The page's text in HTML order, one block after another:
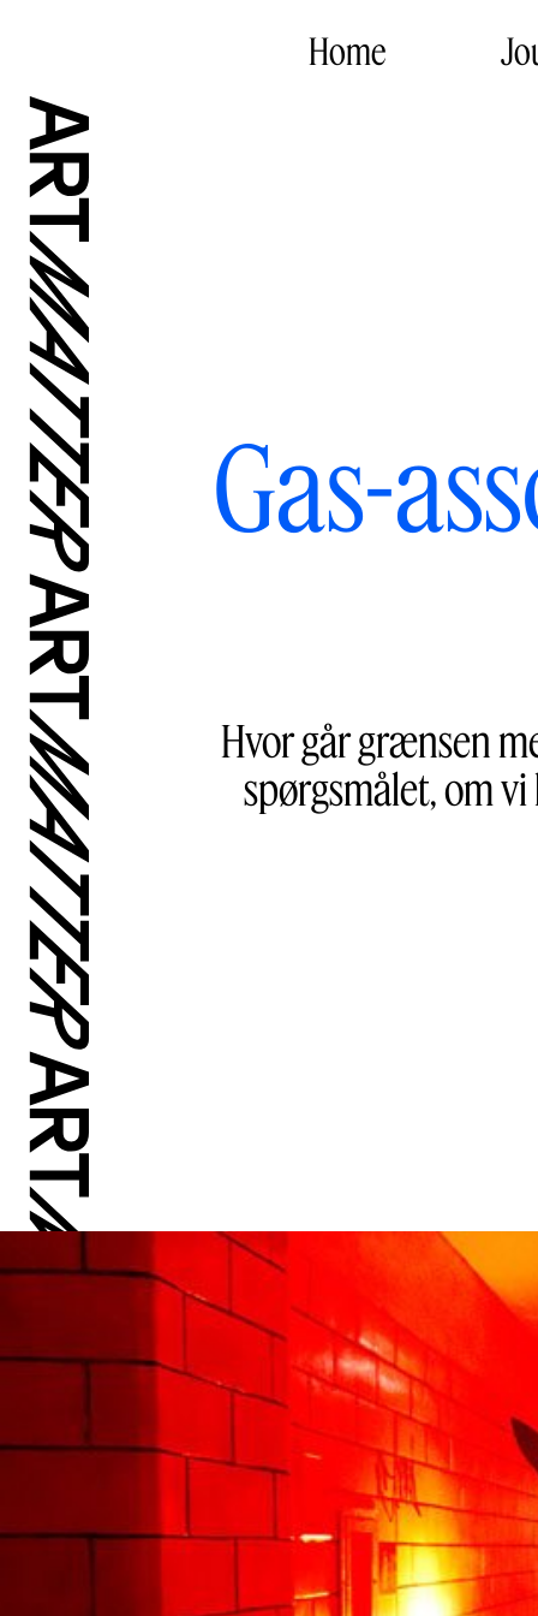
Home
Gas-
Hvor går grænsen
spørgsmålet, om